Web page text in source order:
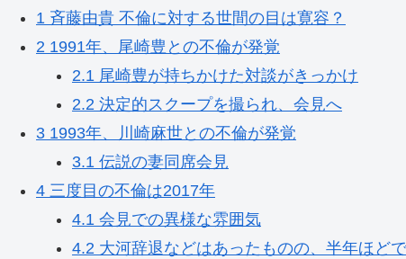
1 斉藤由貴 不倫に対する世間の目は寛容？
2 1991年、尾崎豊との不倫が発覚
2.1 尾崎豊が持ちかけた対談がきっかけ
2.2 決定的スクープを撮られ、会見へ
3 1993年、川崎麻世との不倫が発覚
3.1 伝説の妻同席会見
4 三度目の不倫は2017年
4.1 会見での異様な雰囲気
4.2 大河辞退などはあったものの、半年ほど